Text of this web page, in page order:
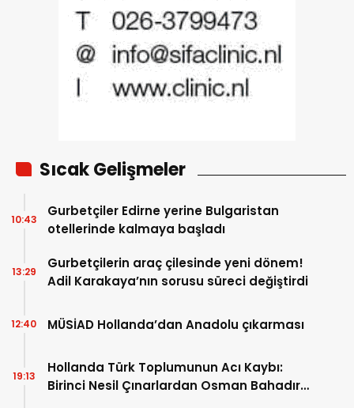
Sıcak Gelişmeler
Gurbetçiler Edirne yerine Bulgaristan
otellerinde kalmaya başladı
10:43
Gurbetçilerin araç çilesinde yeni dönem!
Adil Karakaya’nın sorusu süreci değiştirdi
13:29
MÜSİAD Hollanda’dan Anadolu çıkarması
12:40
Hollanda Türk Toplumunun Acı Kaybı:
Birinci Nesil Çınarlardan Osman Bahadır
19:13